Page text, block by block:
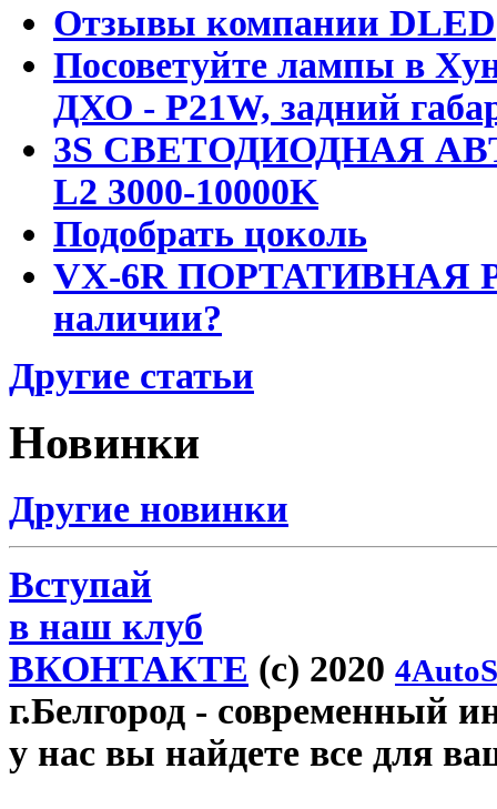
Отзывы компании DLED
Посоветуйте лампы в
ДХО - P21W, задний
3S СВЕТОДИОДНАЯ
L2 3000-10000K
Подобрать цоколь
VX-6R ПОРТАТИВНАЯ
наличии?
Другие статьи
Новинки
Другие новинки
Вступай
в наш клуб
ВКОНТАКТЕ (c) 2020
г.Белгород - современный
у нас вы найдете все для